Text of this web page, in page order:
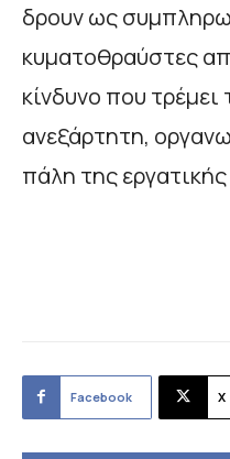
δρουν ως
κυματοθραύστες
κίνδυνο που
ανεξάρτητη,
πάλη της
Facebook X